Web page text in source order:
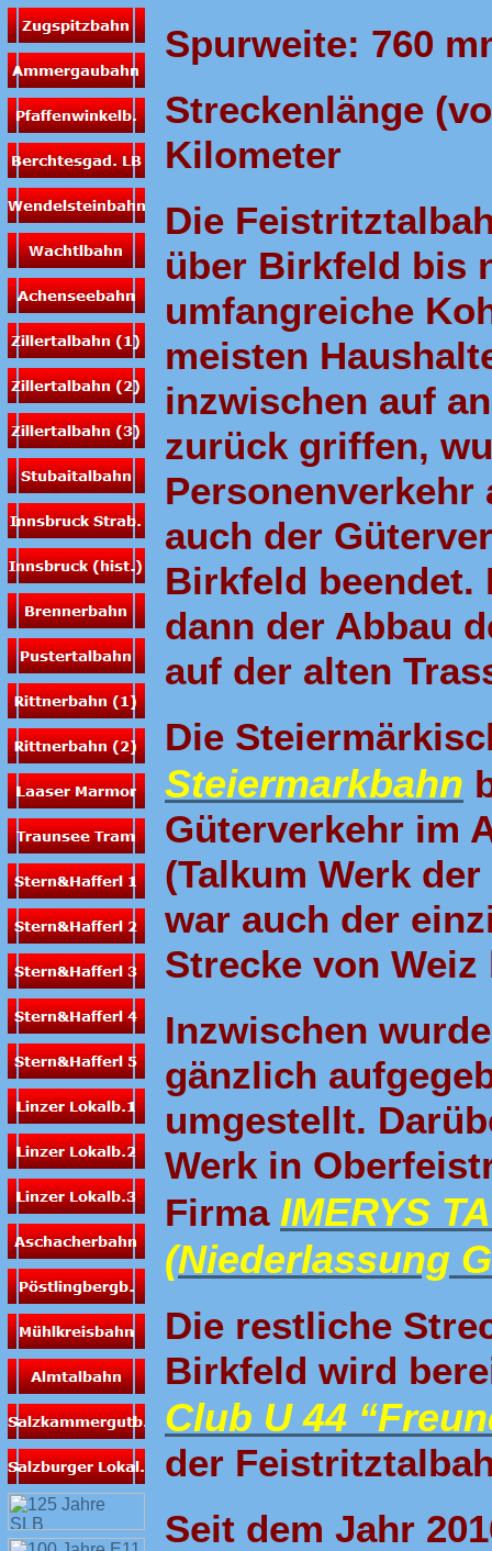
Spurweite: 760
Streckenlänge
Kilometer
Die
über Birkfeld bis
umfangreiche
meisten
inzwischen auf
zurück griffen,
Personenverkehr
auch der
Birkfeld beendet.
dann der Abbau
auf der alten
Die
Steiermarkbahn
Güterverkehr im
(Talkum Werk
war auch der
Strecke von
Inzwischen
gänzlich
umgestellt.
Werk in
Firma IMERYS
(Niederlassung
Die restliche
Birkfeld wird
Club U 44
der
Seit dem Jahr